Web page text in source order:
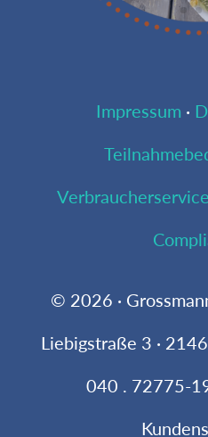
Impressum ·
Verbraucherservice
© 2026 ·
Liebigstraße 3 ·
040 . 72775-